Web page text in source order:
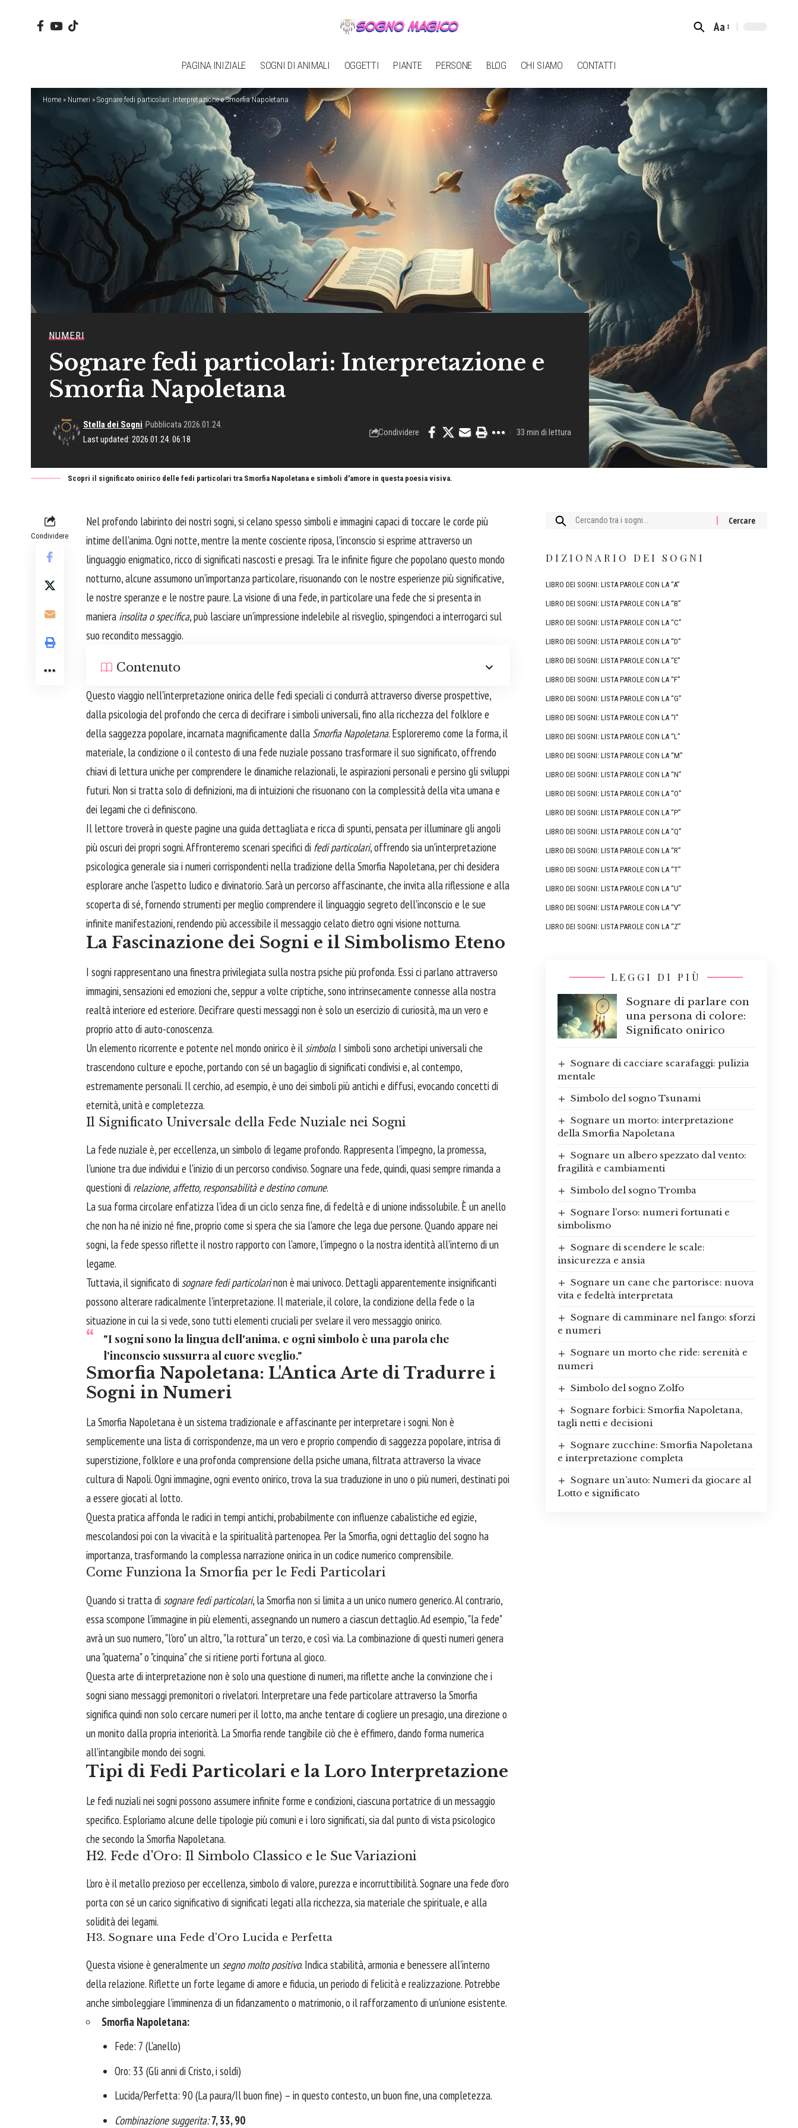
Font
Aa
PAGINA INIZIALE SOGNI DI ANIMALI OGGETTI PIANTE PERSONE BLOG CHI SIAMO CONTATTI
Home » Numeri » Sognare fedi particolari: Interpretazione e Smorfia Napoletana
NUMERI
Sognare fedi particolari: Interpretazione e
Smorfia Napoletana
Last updated: 2026.01.24. 06:18
Stella dei Sogni Pubblicata 2026.01.24.
Condividere 33 min di lettura
Scopri il significato onirico delle fedi particolari tra Smorfia Napoletana e simboli d'amore in questa poesia visiva.
Condividere
Nel profondo labirinto dei nostri sogni, si celano spesso simboli e immagini capaci di toccare le corde più
intime dell'anima. Ogni notte, mentre la mente cosciente riposa, l'inconscio si esprime attraverso un
linguaggio enigmatico, ricco di significati nascosti e presagi. Tra le infinite figure che popolano questo mondo
notturno, alcune assumono un'importanza particolare, risuonando con le nostre esperienze più significative,
le nostre speranze e le nostre paure. La visione di una fede, in particolare una fede che si presenta in
maniera insolita o specifica, può lasciare un'impressione indelebile al risveglio, spingendoci a interrogarci sul
suo recondito messaggio.
Contenuto
Questo viaggio nell'interpretazione onirica delle fedi speciali ci condurrà attraverso diverse prospettive,
dalla psicologia del profondo che cerca di decifrare i simboli universali, fino alla ricchezza del folklore e
della saggezza popolare, incarnata magnificamente dalla Smorfia Napoletana. Esploreremo come la forma, il
materiale, la condizione o il contesto di una fede nuziale possano trasformare il suo significato, offrendo
chiavi di lettura uniche per comprendere le dinamiche relazionali, le aspirazioni personali e persino gli sviluppi
futuri. Non si tratta solo di definizioni, ma di intuizioni che risuonano con la complessità della vita umana e
dei legami che ci definiscono.
Il lettore troverà in queste pagine una guida dettagliata e ricca di spunti, pensata per illuminare gli angoli
più oscuri dei propri sogni. Affronteremo scenari specifici di fedi particolari, offrendo sia un'interpretazione
psicologica generale sia i numeri corrispondenti nella tradizione della Smorfia Napoletana, per chi desidera
esplorare anche l'aspetto ludico e divinatorio. Sarà un percorso affascinante, che invita alla riflessione e alla
scoperta di sé, fornendo strumenti per meglio comprendere il linguaggio segreto dell'inconscio e le sue
infinite manifestazioni, rendendo più accessibile il messaggio celato dietro ogni visione notturna.
La Fascinazione dei Sogni e il Simbolismo Eteno
I sogni rappresentano una finestra privilegiata sulla nostra psiche più profonda. Essi ci parlano attraverso
immagini, sensazioni ed emozioni che, seppur a volte criptiche, sono intrinsecamente connesse alla nostra
realtà interiore ed esteriore. Decifrare questi messaggi non è solo un esercizio di curiosità, ma un vero e
proprio atto di auto-conoscenza.
Un elemento ricorrente e potente nel mondo onirico è ilsimbolo. I simboli sono archetipi universali che
trascendono culture e epoche, portando con sé un bagaglio di significati condivisi e, al contempo,
estremamente personali. Il cerchio, ad esempio, è uno dei simboli più antichi e diffusi, evocando concetti di
eternità, unità e completezza.
Il Significato Universale della Fede Nuziale nei Sogni
La fede nuziale è, per eccellenza, un simbolo di legame profondo. Rappresenta l'impegno, la promessa,
l'unione tra due individui e l'inizio di un percorso condiviso. Sognare una fede, quindi, quasi sempre rimanda a
questioni di relazione, affetto, responsabilità e destino comune.
La sua forma circolare enfatizza l'idea di un ciclo senza fine, di fedeltà e di unione indissolubile. È un anello
che non ha né inizio né fine, proprio come si spera che sia l'amore che lega due persone. Quando appare nei
sogni, la fede spesso riflette il nostro rapporto con l'amore, l'impegno o la nostra identità all'interno di un
legame.
Tuttavia, il significato disognare fedi particolarinon è mai univoco. Dettagli apparentemente insignificanti
possono alterare radicalmente l'interpretazione. Il materiale, il colore, la condizione della fede o la
situazione in cui la si vede, sono tutti elementi cruciali per svelare il vero messaggio onirico.
"I sogni sono la lingua dell'anima, e ogni simbolo è una parola che
l'inconscio sussurra al cuore sveglio."
Smorfia Napoletana: L'Antica Arte di Tradurre i
Sogni in Numeri
La Smorfia Napoletana è un sistema tradizionale e affascinante per interpretare i sogni. Non è
semplicemente una lista di corrispondenze, ma un vero e proprio compendio di saggezza popolare, intrisa di
superstizione, folklore e una profonda comprensione della psiche umana, filtrata attraverso la vivace
cultura di Napoli. Ogni immagine, ogni evento onirico, trova la sua traduzione in uno o più numeri, destinati poi
a essere giocati al lotto.
Questa pratica affonda le radici in tempi antichi, probabilmente con influenze cabalistiche ed egizie,
mescolandosi poi con la vivacità e la spiritualità partenopea. Per la Smorfia, ogni dettaglio del sogno ha
importanza, trasformando la complessa narrazione onirica in un codice numerico comprensibile.
Come Funziona la Smorfia per le Fedi Particolari
Quando si tratta di sognare fedi particolari, la Smorfia non si limita a un unico numero generico. Al contrario,
essa scompone l'immagine in più elementi, assegnando un numero a ciascun dettaglio. Ad esempio, "la fede"
avrà un suo numero, "l'oro" un altro, "la rottura" un terzo, e così via. La combinazione di questi numeri genera
una "quaterna" o "cinquina" che si ritiene porti fortuna al gioco.
Questa arte di interpretazione non è solo una questione di numeri, ma riflette anche la convinzione che i
sogni siano messaggi premonitori o rivelatori. Interpretare una fede particolare attraverso la Smorfia
significa quindi non solo cercare numeri per il lotto, ma anche tentare di cogliere un presagio, una direzione o
un monito dalla propria interiorità. La Smorfia rende tangibile ciò che è effimero, dando forma numerica
all'intangibile mondo dei sogni.
Tipi di Fedi Particolari e la Loro Interpretazione
Le fedi nuziali nei sogni possono assumere infinite forme e condizioni, ciascuna portatrice di un messaggio
specifico. Esploriamo alcune delle tipologie più comuni e i loro significati, sia dal punto di vista psicologico
che secondo la Smorfia Napoletana.
H2. Fede d'Oro: Il Simbolo Classico e le Sue Variazioni
L'oro è il metallo prezioso per eccellenza, simbolo di valore, purezza e incorruttibilità. Sognare una fede d'oro
porta con sé un carico significativo di significati legati alla ricchezza, sia materiale che spirituale, e alla
solidità dei legami.
H3. Sognare una Fede d'Oro Lucida e Perfetta
Questa visione è generalmente unsegno molto positivo. Indica stabilità, armonia e benessere all'interno
della relazione. Riflette un forte legame di amore e fiducia, un periodo di felicità e realizzazione. Potrebbe
anche simboleggiare l'imminenza di un fidanzamento o matrimonio, o il rafforzamento di un'unione esistente.
Smorfia Napoletana:
Fede: 7 (L'anello)
Oro: 33 (Gli anni di Cristo, i soldi)
Lucida/Perfetta: 90 (La paura/Il buon fine) – in questo contesto, un buon fine, una completezza.
Combinazione suggerita: 7, 33, 90
Cercare:
DIZIONARIO DEI SOGNI
LIBRO DEI SOGNI: LISTA PAROLE CON LA “A”
LIBRO DEI SOGNI: LISTA PAROLE CON LA “B”
LIBRO DEI SOGNI: LISTA PAROLE CON LA “C”
LIBRO DEI SOGNI: LISTA PAROLE CON LA “D”
LIBRO DEI SOGNI: LISTA PAROLE CON LA “E”
LIBRO DEI SOGNI: LISTA PAROLE CON LA “F”
LIBRO DEI SOGNI: LISTA PAROLE CON LA “G”
LIBRO DEI SOGNI: LISTA PAROLE CON LA “I”
LIBRO DEI SOGNI: LISTA PAROLE CON LA “L”
LIBRO DEI SOGNI: LISTA PAROLE CON LA “M”
LIBRO DEI SOGNI: LISTA PAROLE CON LA “N”
LIBRO DEI SOGNI: LISTA PAROLE CON LA “O”
LIBRO DEI SOGNI: LISTA PAROLE CON LA “P”
LIBRO DEI SOGNI: LISTA PAROLE CON LA “Q”
LIBRO DEI SOGNI: LISTA PAROLE CON LA “R”
LIBRO DEI SOGNI: LISTA PAROLE CON LA “T”
LIBRO DEI SOGNI: LISTA PAROLE CON LA “U”
LIBRO DEI SOGNI: LISTA PAROLE CON LA “V”
LIBRO DEI SOGNI: LISTA PAROLE CON LA “Z”
LEGGI DI PIÙ
Sognare di parlare con
una persona di colore:
Significato onirico
Sognare di cacciare scarafaggi: pulizia
mentale
Simbolo del sogno Tsunami
Sognare un morto: interpretazione
della Smorfia Napoletana
Sognare un albero spezzato dal vento:
fragilità e cambiamenti
Simbolo del sogno Tromba
Sognare l’orso: numeri fortunati e
simbolismo
Sognare di scendere le scale:
insicurezza e ansia
Sognare un cane che partorisce: nuova
vita e fedeltà interpretata
Sognare di camminare nel fango: sforzi
e numeri
Sognare un morto che ride: serenità e
numeri
Simbolo del sogno Zolfo
Sognare forbici: Smorfia Napoletana,
tagli netti e decisioni
Sognare zucchine: Smorfia Napoletana
e interpretazione completa
Sognare un’auto: Numeri da giocare al
Lotto e significato